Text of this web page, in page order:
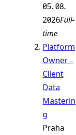
05. 08.
2026Full-
time
Platform
Owner –
Client
Data
Masterin
g
Praha